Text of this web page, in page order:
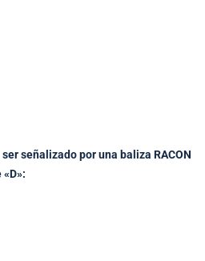
señalizado por una baliza RACON